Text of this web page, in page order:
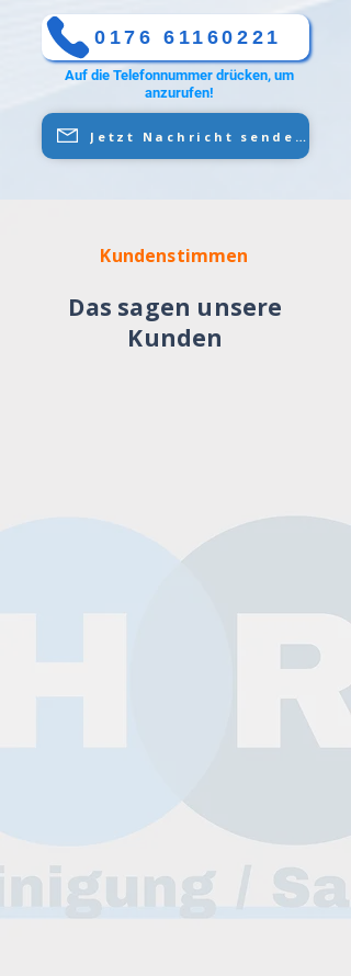
0176 61160221
Auf die Telefonnummer drücken, um
anzurufen!
Jetzt Nachricht senden
Das sagen unsere
Kunden
Kundenstimmen